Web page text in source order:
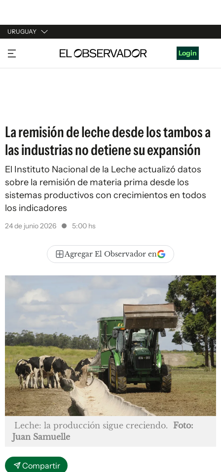
URUGUAY
URUGUAY
ARGENTINA
Login
La remisión de leche desde los tambos a
las industrias no detiene su expansión
El Instituto Nacional de la Leche actualizó datos
sobre la remisión de materia prima desde los
sistemas productivos con crecimientos en todos
los indicadores
24 de junio 2026 5:00 hs
Agregar El Observador en
Leche: la producción sigue creciendo. Foto:
Juan Samuelle
Compartir